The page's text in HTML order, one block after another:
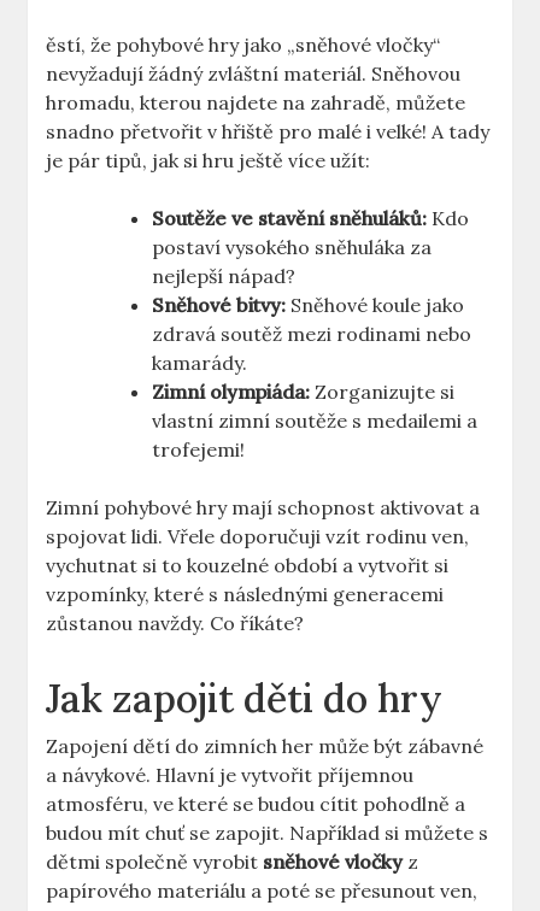
ěstí, že pohybové hry jako „sněhové vločky“
nevyžadují žádný‌ zvláštní materiál. Sněhovou⁢
hromadu, kterou najdete⁣ na zahradě, můžete
snadno⁣ přetvořit v ⁣hřiště pro malé i velké!‍ A tady
je pár tipů, jak si hru ještě‍ více ​užít:
Soutěže ve stavění sněhuláků: Kdo
postaví vysokého ⁣sněhuláka za
nejlepší ⁤nápad?
Sněhové bitvy: Sněhové koule jako​
zdravá soutěž mezi rodinami nebo
⁣kamarády.
Zimní olympiáda: Zorganizujte si​
vlastní​ zimní soutěže s⁢ medailemi a
trofejemi!
Zimní‍ pohybové hry⁣ mají⁤ schopnost aktivovat ‍a
‌spojovat lidi. ⁢Vřele doporučuji vzít rodinu ven,
vychutnat ⁤si to ⁤kouzelné období a vytvořit ‌si
vzpomínky, které⁢ s následnými generacemi
⁣zůstanou navždy. Co říkáte?
Jak zapojit děti⁢ do hry
Zapojení dětí do zimních her může být ‌zábavné
a návykové. Hlavní ⁤je vytvořit příjemnou
atmosféru, ve které se budou cítit pohodlně a
budou mít chuť⁢ se zapojit. Například si můžete s
dětmi společně vyrobit sněhové vločkyz
papírového⁢ materiálu ⁤a​ poté se přesunout ‌ven,